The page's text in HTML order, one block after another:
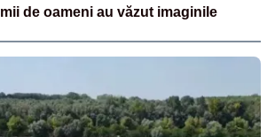
de oameni au văzut imaginile